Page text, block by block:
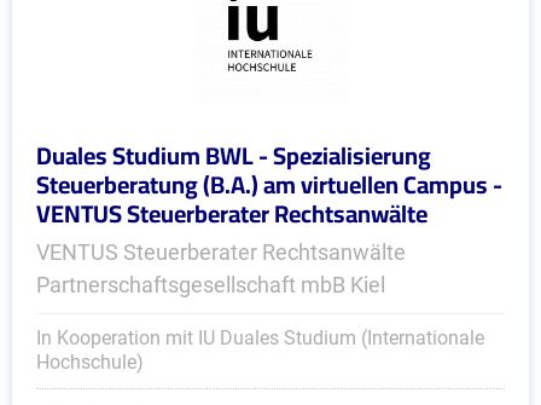
Duales Studium BWL - Spezialisierung
Steuerberatung (B.A.) am virtuellen Campus -
VENTUS Steuerberater Rechtsanwälte
VENTUS Steuerberater Rechtsanwälte
Partnerschaftsgesellschaft mbB Kiel
In Kooperation mit IU Duales Studium (Internationale
Hochschule)